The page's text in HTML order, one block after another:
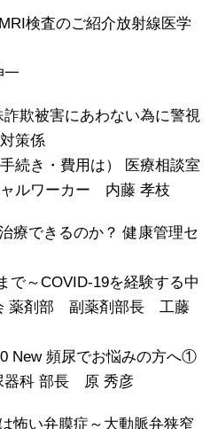
検査のご紹介放射線医学
欺被害にあわない為に警視
策係
続き・費用は） 医療相談室
ルワーカー 内藤 孝枝
療できるのか？ 健康管理セ
で～COVID-19を経験する中
薬剤部 副薬剤部長 工藤
也
でお悩みの方へ①
器科 部長 原 秀彦
怖い弁膜症～大動脈弁狭窄